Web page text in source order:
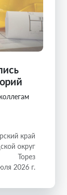
край
округ
Торез
2026 г.